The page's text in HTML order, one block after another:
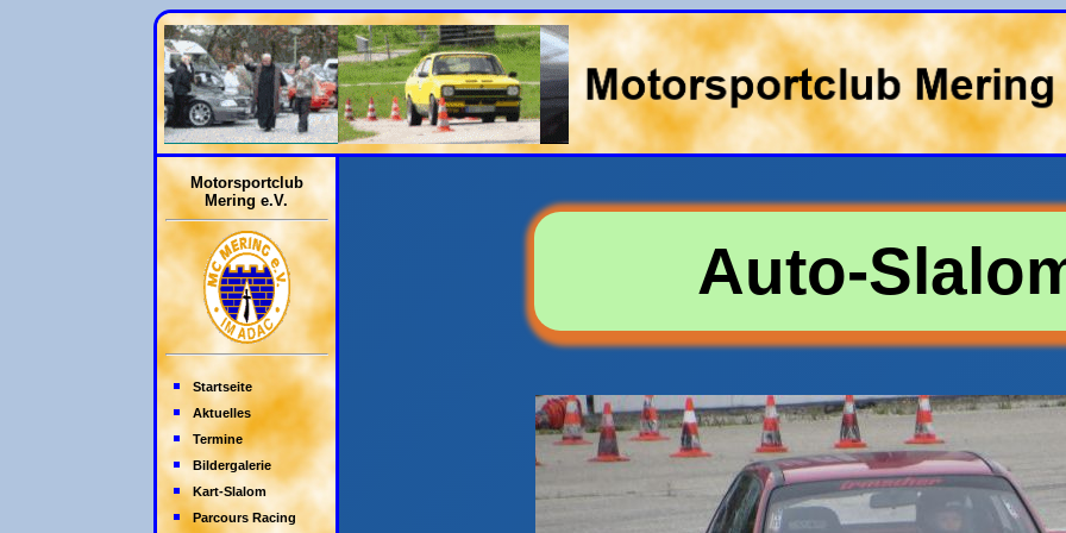
Motorsportclub
Mering e.V.
Startseite
Aktuelles
Termine
Bildergalerie
Kart-Slalom
Parcours Racing
Auto-